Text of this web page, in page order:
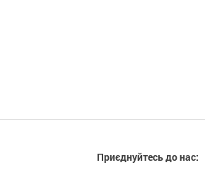
Приєднуйтесь до нас: